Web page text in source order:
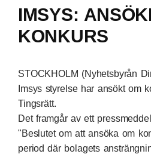
IMSYS:
KONKURS
STOCKHOLM (Nyhetsbyrån
Imsys styrelse har ansökt om
Tingsrätt.
Det framgår av ett
"Beslutet om att ansöka om
period där bolagets